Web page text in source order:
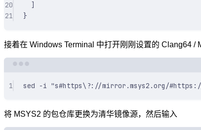
20
]
21
}
接着在 Windows Terminal 中打开刚刚设置的 Clang64 /
1 sed -i "s#https\?://mirror.msys2.org/
将 MSYS2 的包仓库更换为清华镜像源，然后输入